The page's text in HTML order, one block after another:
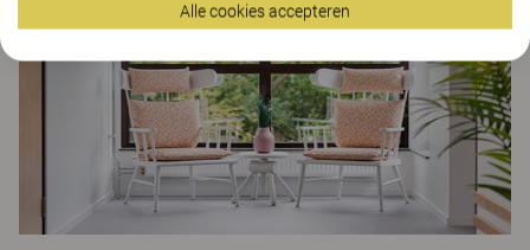
Alle cookies accepteren